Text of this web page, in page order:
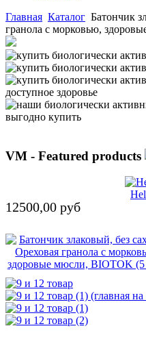
Главная Каталог Батончик
гранола с морковью,
VM - Featured products
12500,00 руб